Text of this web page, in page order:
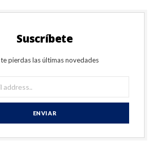
Suscríbete
pierdas las últimas novedades